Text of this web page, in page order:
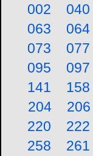
002 040
063
064
073
077
095
097
141
158
204
206
220
222
258
261